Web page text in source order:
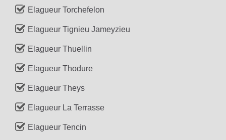
Elagueur Torchefelon
Elagueur Tignieu Jameyzieu
Elagueur Thuellin
Elagueur Thodure
Elagueur Theys
Elagueur La Terrasse
Elagueur Tencin